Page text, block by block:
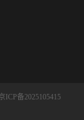
ICP备2025105415